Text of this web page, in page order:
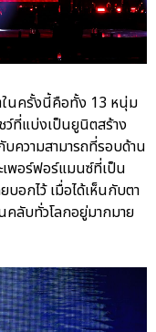
ในครั้งนี้คือทั้ง 13 หนุ่ม
ชว์ที่แบ่งเป็นยูนิตสร้าง
ความสามารถที่รอบด้าน
เพอร์ฟอร์แมนซ์ที่เป็น
อกไว้ เมื่อได้เห็นกับตา
คลับทั่วโลกอยู่มากมาย